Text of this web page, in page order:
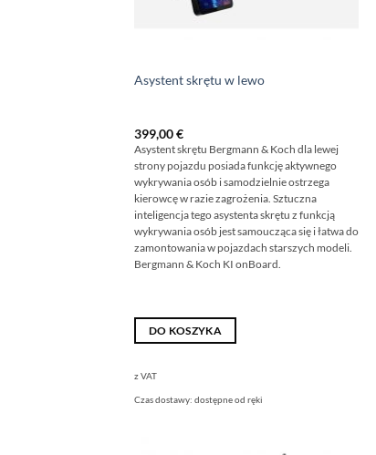
Asystent skrętu w lewo
399,00€
Asystent skrętu Bergmann & Koch dla lewej
strony pojazdu posiada funkcję aktywnego
wykrywania osób i samodzielnie ostrzega
kierowcę w razie zagrożenia. Sztuczna
inteligencja tego asystenta skrętu z funkcją
wykrywania osób jest samoucząca się i łatwa do
zamontowania w pojazdach starszych modeli.
Bergmann & Koch KI onBoard.
DO KOSZYKA
z VAT
Czas dostawy: dostępne od ręki